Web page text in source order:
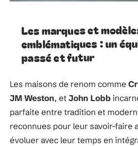
Les marques et
emblématiques : un
passé et futur
Les maisons de renom comme
JM Weston, et John Lobb
parfaite entre tradition et
reconnues pour leur savoir-faire
évoluer avec leur temps en